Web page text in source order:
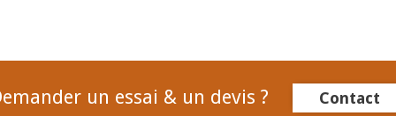
un essai & un devis ? Contact